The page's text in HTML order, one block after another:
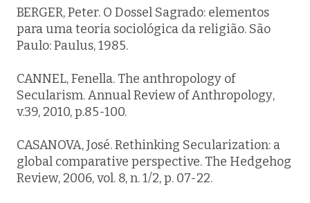
BERGER, Peter. O Dossel Sagrado: elementos
para uma teoria sociológica da religião. São
Paulo: Paulus, 1985.
CANNEL, Fenella. The anthropology of
Secularism. Annual Review of Anthropology,
v.39, 2010, p.85-100.
CASANOVA, José. Rethinking Secularization: a
global comparative perspective. The Hedgehog
Review, 2006, vol. 8, n. 1/2, p. 07-22.